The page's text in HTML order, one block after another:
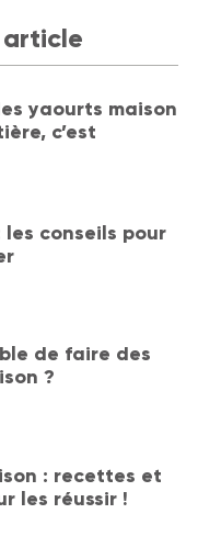
yaourts maison
c’est
conseils pour
de faire des
?
: recettes et
les réussir !